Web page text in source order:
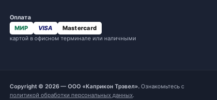
Оплата
МИР
VISA Mastercard
картой в офисном терминале или наличными
Copyright © 2026 — ООО «Каприкон Трэвел». Ознакомьтесь с
политикой обработки персональных данных.